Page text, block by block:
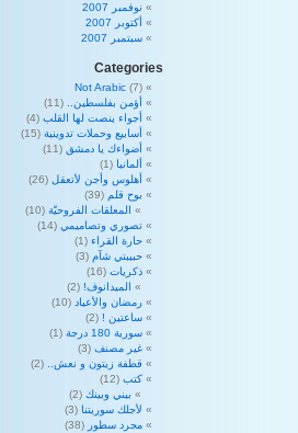
نوفمبر 2007
أكتوبر 2007
سبتمبر 2007
Categories
Not Arabic (7)
أؤمن بفلسطين..
(11)
أجواء ينصت لها القلب (4)
أسابيع وحملات تدوينية (15)
أضواءك يا دمشق (11)
ألمانيا (1)
أهلوس وأجن لأتعقل (26)
بوح قلم (39)
المعلقات الفروحيّة (10)
تصوري وتصاميمي (14)
حارة القراء (1)
حبيبتي شآم (3)
ذكريات (16)
الميدانوف! (2)
رمضان والأعياد (10)
ساعتين ! (2)
سورية 180 درجة
(1)
غير مصنف (3)
قطفة زيتون و نعش..
(2)
كتب (12)
بيني وبينك (2)
لأجلك سوريتنا (3)
مجرد سطور (38)